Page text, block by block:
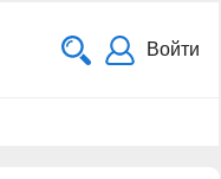
Войти